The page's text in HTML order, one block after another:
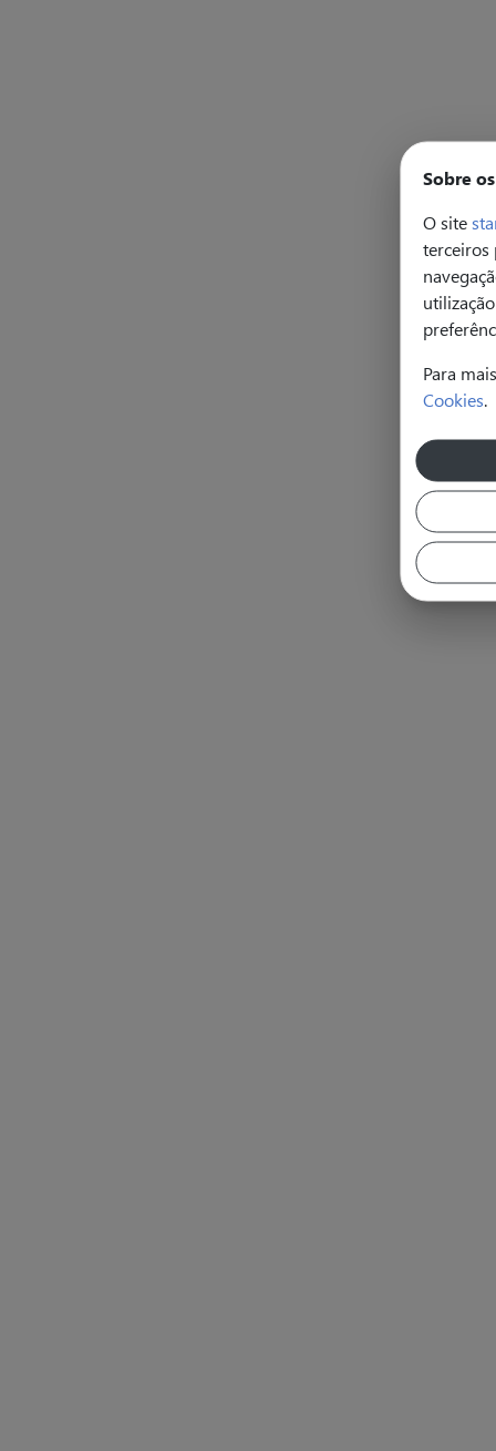
Sobre
O site
terceiros
Para
Cookies.